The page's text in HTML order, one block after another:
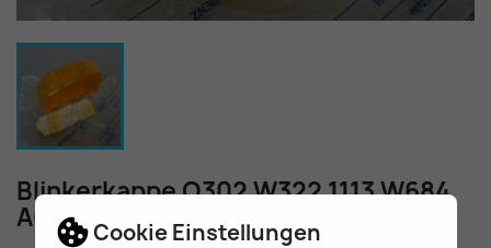
Cookie Einstellungen
Blinkerkappe O302 W322 1113 W684
A0008228110